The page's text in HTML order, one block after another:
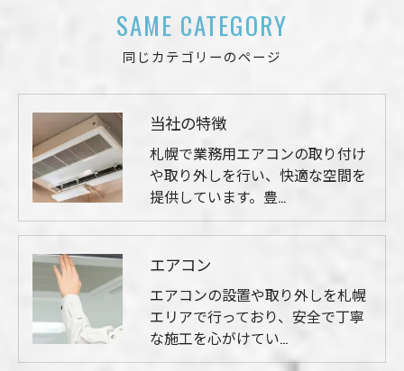
同じカテゴリーのページ
SAME CATEGORY
当社の特徴
札幌で業務用エアコンの取り付け
や取り外しを行い、快適な空間を
提供しています。豊…
エアコン
エアコンの設置や取り外しを札幌
エリアで行っており、安全で丁寧
な施工を心がけてい…